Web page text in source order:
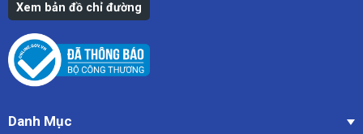
Xem bản đồ chỉ đường
Danh Mục